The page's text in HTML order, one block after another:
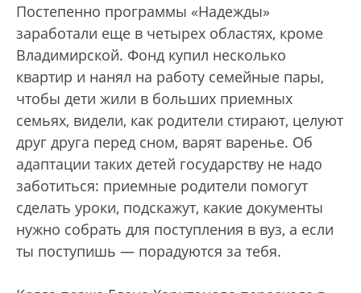
Постепенно программы «Надежды»
заработали еще в четырех областях, кроме
Владимирской. Фонд купил несколько
квартир и нанял на работу семейные пары,
чтобы дети жили в больших приемных
семьях, видели, как родители стирают, целуют
друг друга перед сном, варят варенье. Об
адаптации таких детей государству не надо
заботиться: приемные родители помогут
сделать уроки, подскажут, какие документы
нужно собрать для поступления в вуз, а если
ты поступишь — порадуются за тебя.